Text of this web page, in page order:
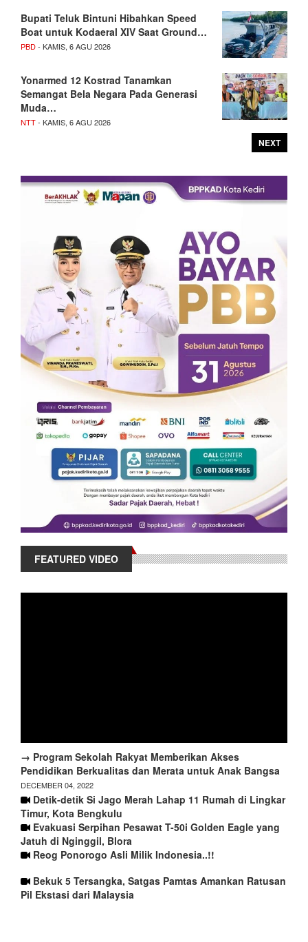
Bupati Teluk Bintuni Hibahkan Speed
Boat untuk Kodaeral XIV Saat Ground…
PBD- KAMIS, 6 AGU 2026
Yonarmed 12 Kostrad Tanamkan
Semangat Bela Negara Pada Generasi
Muda…
NTT- KAMIS, 6 AGU 2026
NEXT
FEATURED VIDEO
→ Program Sekolah Rakyat Memberikan Akses
Pendidikan Berkualitas dan Merata untuk Anak Bangsa
DECEMBER 04, 2022
Detik-detik Si Jago Merah Lahap 11 Rumah di Lingkar
Timur, Kota Bengkulu
Evakuasi Serpihan Pesawat T-50i Golden Eagle yang
Jatuh di Nginggil, Blora
Reog Ponorogo Asli Milik Indonesia..!!
Bekuk 5 Tersangka, Satgas Pamtas Amankan Ratusan
Pil Ekstasi dari Malaysia